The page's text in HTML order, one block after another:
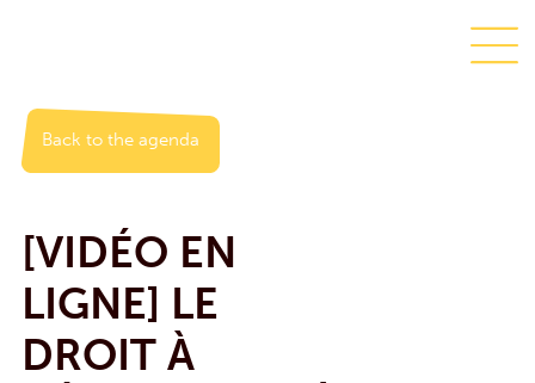
Back to the agenda
[VIDÉO EN
LIGNE] LE
DROIT À